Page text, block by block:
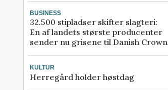
BUSINESS
32.500 stipladser skifter slagteri:
En af landets største producenter
sender nu grisene til Danish Crown
KULTUR
Herregård holder høstdag